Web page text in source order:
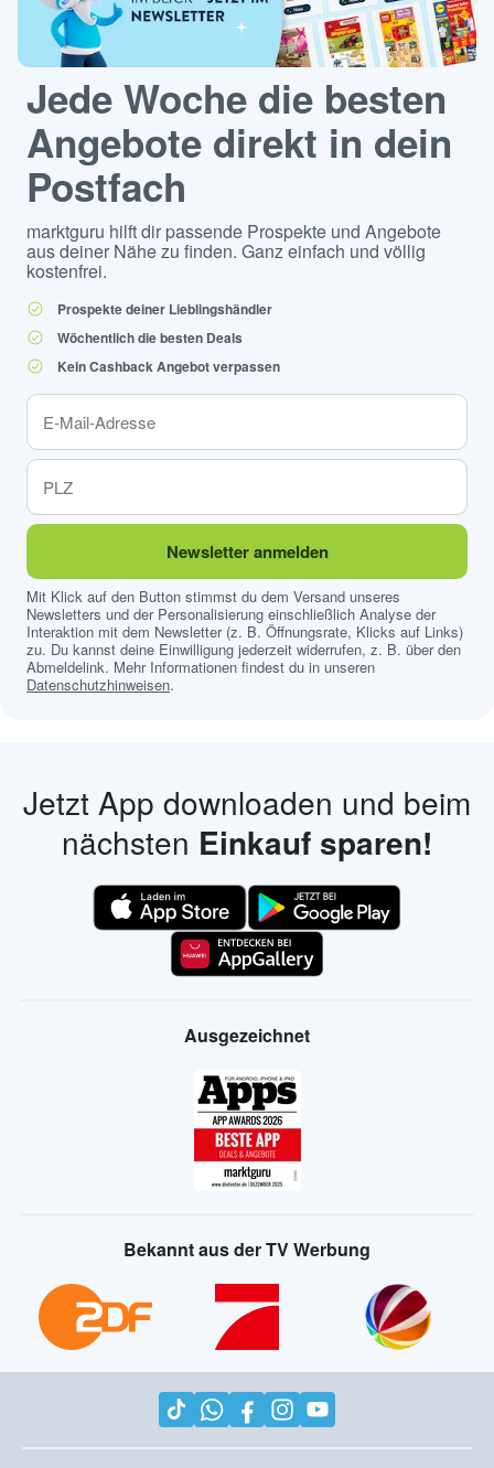
Jede Woche die besten
Angebote direkt in dein
Postfach
marktguru hilft dir passende Prospekte und Angebote
aus deiner Nähe zu finden. Ganz einfach und völlig
kostenfrei.
Prospekte deiner Lieblingshändler
Wöchentlich die besten Deals
Kein Cashback Angebot verpassen
Newsletter anmelden
Mit Klick auf den Button stimmst du dem Versand unseres
Newsletters und der Personalisierung einschließlich Analyse der
Interaktion mit dem Newsletter (z. B. Öffnungsrate, Klicks auf Links)
zu. Du kannst deine Einwilligung jederzeit widerrufen, z. B. über den
Abmeldelink. Mehr Informationen findest du in unseren
Datenschutzhinweisen.
Jetzt App downloaden und beim
nächsten Einkauf sparen!
Ausgezeichnet
Bekannt aus der TV Werbung